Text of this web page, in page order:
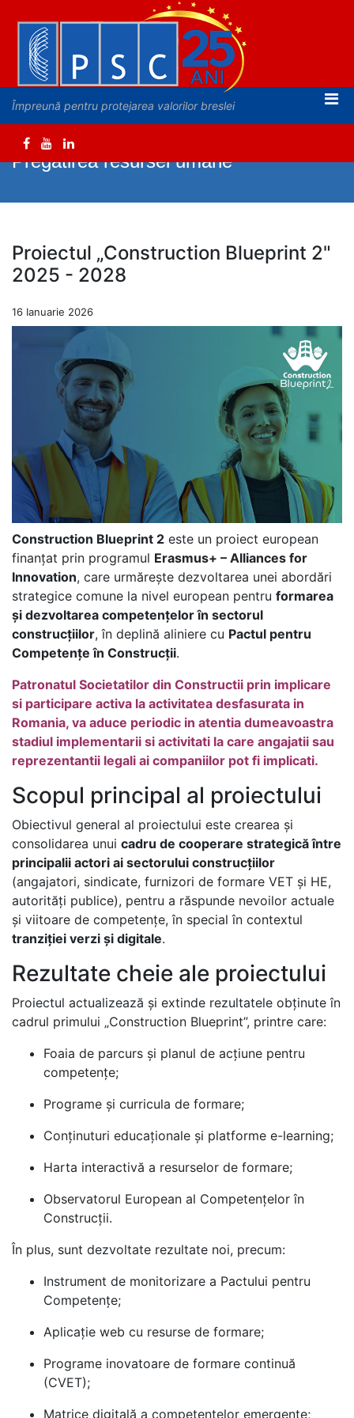
Împreună pentru protejarea valorilor breslei
Pregatirea resursei umane
Proiectul „Construction Blueprint 2"
2025 - 2028
16 Ianuarie 2026
Construction Blueprint 2 este un proiect european
finanțat prin programul Erasmus+ – Alliances for
Innovation, care urmărește dezvoltarea unei abordări
strategice comune la nivel european pentru formarea
și dezvoltarea competențelor în sectorul
construcțiilor, în deplină aliniere cu Pactul pentru
Competențe în Construcții.
Patronatul Societatilor din Constructii prin implicare
si participare activa la activitatea desfasurata in
Romania, va aduce periodic in atentia dumeavoastra
stadiul implementarii si activitati la care angajatii sau
reprezentantii legali ai companiilor pot fi implicati.
Scopul principal al proiectului
Obiectivul general al proiectului este crearea și
consolidarea unui cadru de cooperare strategică între
principalii actori ai sectorului construcțiilor
(angajatori, sindicate, furnizori de formare VET și HE,
autorități publice), pentru a răspunde nevoilor actuale
și viitoare de competențe, în special în contextul
tranziției verzi și digitale.
Rezultate cheie ale proiectului
Proiectul actualizează și extinde rezultatele obținute în
cadrul primului „Construction Blueprint”, printre care:
Foaia de parcurs și planul de acțiune pentru
competențe;
Programe și curricula de formare;
Conținuturi educaționale și platforme e-learning;
Harta interactivă a resurselor de formare;
Observatorul European al Competențelor în
Construcții.
În plus, sunt dezvoltate rezultate noi, precum:
Instrument de monitorizare a Pactului pentru
Competențe;
Aplicație web cu resurse de formare;
Programe inovatoare de formare continuă
(CVET);
Matrice digitală a competențelor emergente;